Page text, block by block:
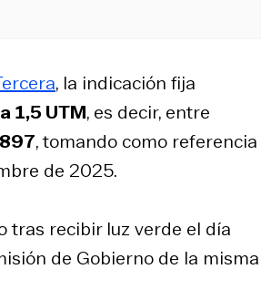
, la indicación fija
1,5 UTM, es decir, entre
, tomando como referencia
de 2025.
tras recibir luz verde el día
de Gobierno de la misma